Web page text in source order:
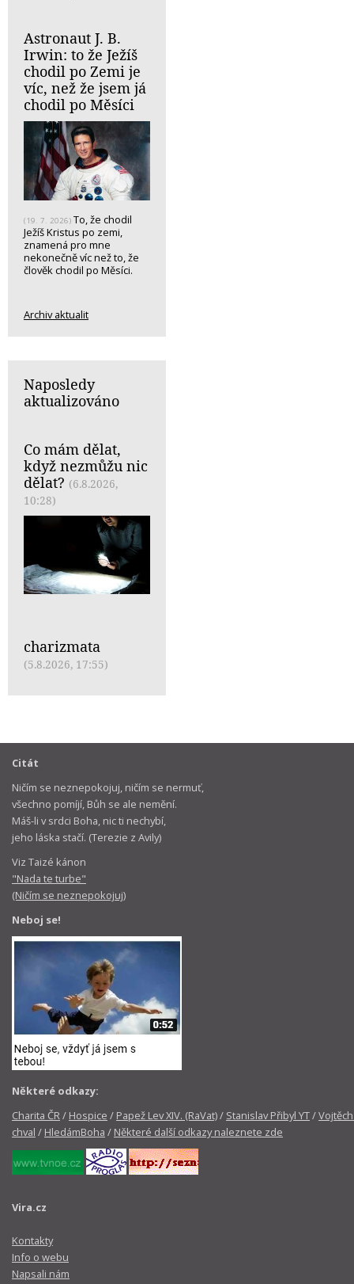
Astronaut J. B.
Irwin: to že Ježíš
chodil po Zemi je
víc, než že jsem já
chodil po Měsíci
(19. 7. 2026) To, že chodil
Ježíš Kristus po zemi,
znamená pro mne
nekonečně víc než to, že
člověk chodil po Měsíci.
Archiv aktualit
Naposledy
aktualizováno
Co mám dělat,
když nezmůžu nic
dělat? (6.8.2026,
10:28)
charizmata
(5.8.2026, 17:55)
Citát
Ničím se neznepokojuj, ničím se nermuť,
všechno pomíjí, Bůh se ale nemění.
Máš-li v srdci Boha, nic ti nechybí,
jeho láska stačí. (Terezie z Avily)
Viz Taizé kánon
"Nada te turbe"
(Ničím se neznepokojuj)
Neboj se!
Některé odkazy:
Charita ČR/ Hospice / Papež Lev XIV. (RaVat)/ Stanislav Přibyl YT/
chval / HledámBoha / Některé další odkazy naleznete zde
Vira.cz
Kontakty
Info o webu
Napsali nám